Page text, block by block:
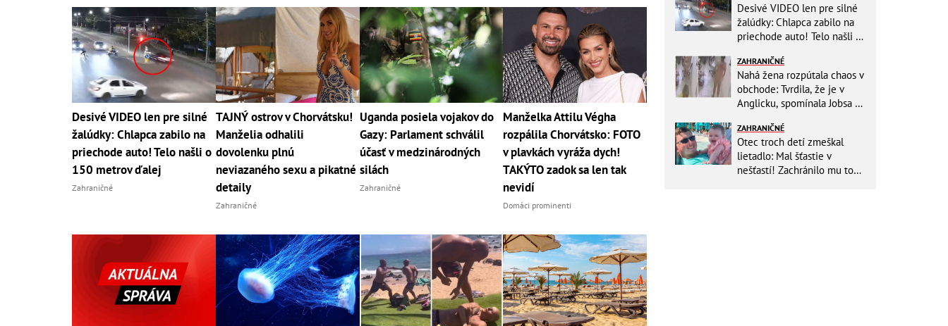
Desivé VIDEO len pre silné
žalúdky: Chlapca zabilo na
priechode auto! Telo našli o
150 metrov ďalej
Zahraničné
TAJNÝ ostrov v Chorvátsku!
Manželia odhalili
dovolenku plnú
neviazaného sexu a pikatné
detaily
Zahraničné
Uganda posiela vojakov do
Gazy: Parlament schválil
účasť v medzinárodných
silách
Zahraničné
Manželka Attilu Végha
rozpálila Chorvátsko: FOTO
v plavkách vyráža dych!
TAKÝTO zadok sa len tak
nevidí
Domáci prominenti
Desivé VIDEO len pre silné
žalúdky: Chlapca zabilo na
priechode auto! Telo našli o
ZAHRANIČNÉ
Nahá žena rozpútala chaos v
obchode: Tvrdila, že je v
Anglicku, spomínala Jobsa aj
ZAHRANIČNÉ
Otec troch detí zmeškal
lietadlo: Mal šťastie v
nešťastí! Zachránilo mu to